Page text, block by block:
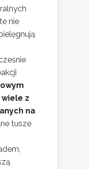
nie
z
na
tusze